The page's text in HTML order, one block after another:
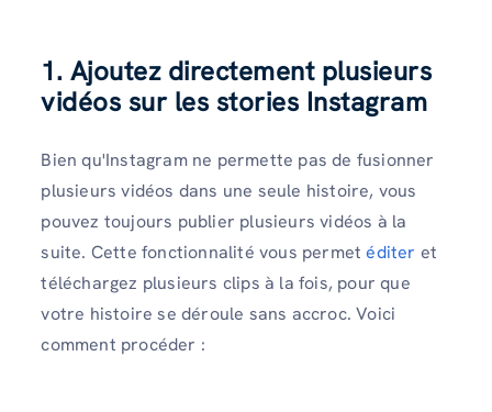
1. Ajoutez directement plusieurs
vidéos sur les stories Instagram
Bien qu'Instagram ne permette pas de fusionner
plusieurs vidéos dans une seule histoire, vous
pouvez toujours publier plusieurs vidéos à la
suite. Cette fonctionnalité vous permetéditer et
téléchargez plusieurs clips à la fois, pour que
votre histoire se déroule sans accroc. Voici
comment procéder :